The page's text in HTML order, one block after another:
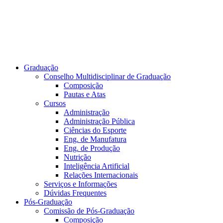
Graduação
Conselho Multidisciplinar de Graduação
Composição
Pautas e Atas
Cursos
Administração
Administração Pública
Ciências do Esporte
Eng. de Manufatura
Eng. de Produção
Nutrição
Inteligência Artificial
Relações Internacionais
Serviços e Informações
Dúvidas Frequentes
Pós-Graduação
Comissão de Pós-Graduação
Composição